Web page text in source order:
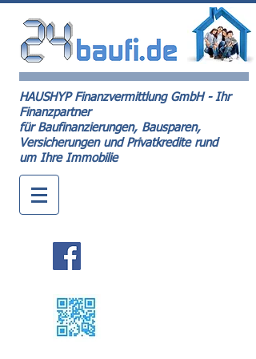
HAUSHYP Finanzvermittlung GmbH - Ihr
Finanzpartner
für Baufinanzierungen, Bausparen,
Versicherungen und Privatkredite rund
um Ihre Immobilie